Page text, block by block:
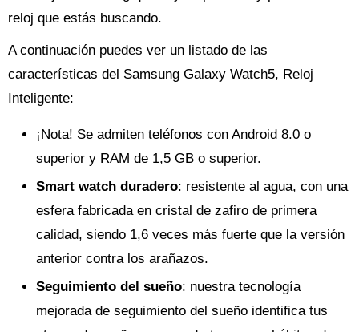
reloj que estás buscando.
A continuación puedes ver un listado de las
características del Samsung Galaxy Watch5, Reloj
Inteligente:
¡Nota! Se admiten teléfonos con Android 8.0 o
superior y RAM de 1,5 GB o superior.
Smart watch duradero: resistente al agua, con una
esfera fabricada en cristal de zafiro de primera
calidad, siendo 1,6 veces más fuerte que la versión
anterior contra los arañazos.
Seguimiento del sueño: nuestra tecnología
mejorada de seguimiento del sueño identifica tus